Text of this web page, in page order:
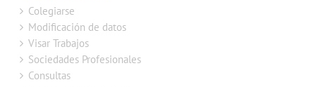
Colegiarse
Modificación de datos
Visar Trabajos
Sociedades Profesionales
Consultas